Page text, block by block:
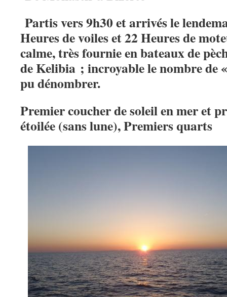
Partis vers 9h30 et arrivés le
Heures de voiles et 22 Heures de
calme, très fournie en bateaux de
de Kelibia ; incroyable le nombre de
pu dénombrer.
Premier coucher de soleil en mer et
étoilée (sans lune), Premiers quarts